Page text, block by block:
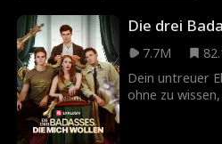
Die drei
7.7M
Dein untreuer
ohne zu